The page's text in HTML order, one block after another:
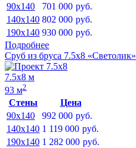
90x140
701 000 руб.
140x140 802 000 руб.
190x140 930 000 руб.
Подробнее
Сруб из бруса 7.5х8 «Светолик»
7.5х8 м
93 м2
Стены
Цена
90x140
992 000 руб.
140x140 1 119 000 руб.
190x140 1 282 000 руб.